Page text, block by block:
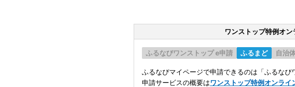
ワンストップ特例オン
ふるなびワンストップ e申請 ふるまど 自治
ふるなびマイページで申請できるのは「ふるな
申請サービスの概要はワンストップ特例オンライ